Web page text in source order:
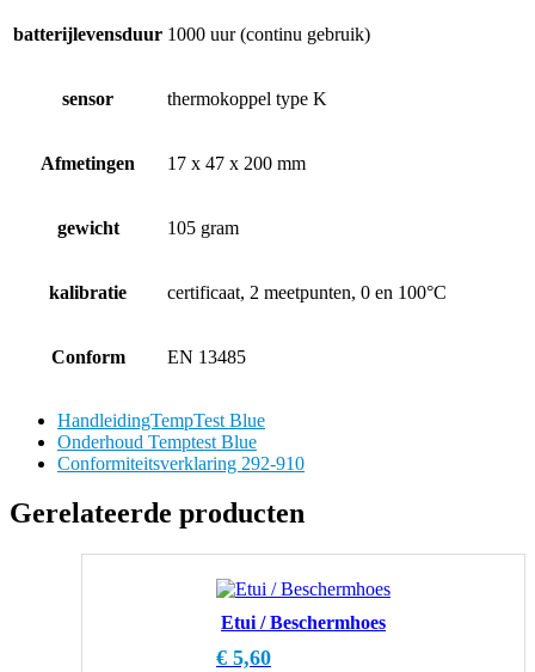
batterijlevensduur 1000 uur (continu gebruik)
sensor thermokoppel type K
Afmetingen 17 x 47 x 200 mm
gewicht 105 gram
kalibratie certificaat, 2 meetpunten, 0 en 100°C
Conform EN 13485
HandleidingTempTest Blue
Onderhoud Temptest Blue
Conformiteitsverklaring 292-910
Gerelateerde producten
Etui / Beschermhoes
€ 5,60